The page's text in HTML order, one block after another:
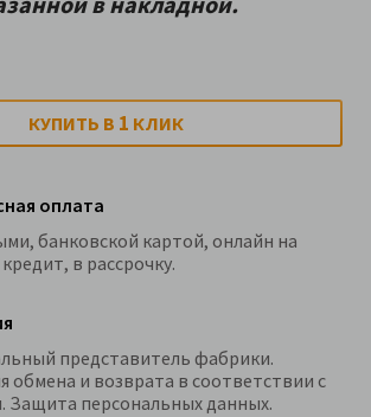
КУПИТЬ В 1 КЛИК
оплата
банковской картой, онлайн на
в рассрочку.
представитель фабрики.
обмена и возврата в соответствии с
Защита персональных данных.